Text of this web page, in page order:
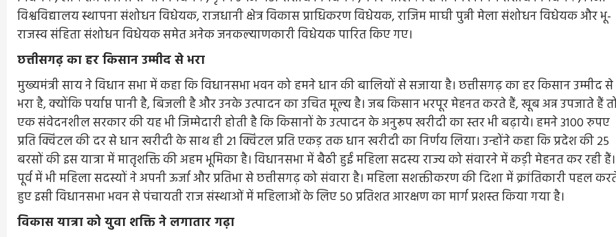
विश्वविद्यालय स्थापना संशोधन विधेयक, राजधानी क्षेत्र विकास प्राधिकरण विधेयक, राजिम माघी पुन्नी मेला संशोधन विधेयक और भू-
राजस्व संहिता संशोधन विधेयक समेत अनेक जनकल्याणकारी विधेयक पारित किए गए।
छत्तीसगढ़ का हर किसान उम्मीद से भरा
मुख्यमंत्री साय ने विधान सभा में कहा कि विधानसभा भवन को हमने धान की बालियों से सजाया है। छत्तीसगढ़ का हर किसान उम्मीद से
भरा है, क्योंकि पर्याप्त पानी है, बिजली है और उनके उत्पादन का उचित मूल्य है। जब किसान भरपूर मेहनत करते हैं, खूब अन्न उपजाते हैं
एक संवेदनशील सरकार की यह भी जिम्मेदारी होती है कि किसानों के उत्पादन के अनुरूप खरीदी का स्तर भी बढ़ाये। हमने 3100 रुपए
प्रति क्विंटल की दर से धान खरीदी के साथ ही 21 क्विंटल प्रति एकड़ तक धान खरीदी का निर्णय लिया। उन्होंने कहा कि प्रदेश की 25
बरसों की इस यात्रा में मातृशक्ति की अहम भूमिका है। विधानसभा में बैठी हुईं महिला सदस्य राज्य को संवारने में कड़ी मेहनत कर रही हैं।
पूर्व में भी महिला सदस्यों ने अपनी ऊर्जा और प्रतिभा से छत्तीसगढ़ को संवारा है। महिला सशक्तीकरण की दिशा में क्रांतिकारी पहल
हुए इसी विधानसभा भवन से पंचायती राज संस्थाओं में महिलाओं के लिए 50 प्रतिशत आरक्षण का मार्ग प्रशस्त किया गया है।
विकास यात्रा को युवा शक्ति ने लगातार गढ़ा